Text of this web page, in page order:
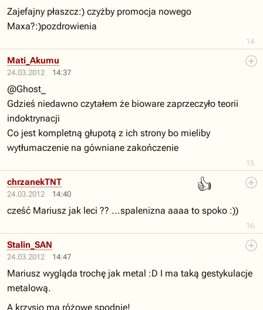
14
Zajefajny płaszcz:) czyżby promocja nowego
Maxa?:)pozdrowienia
24.03.2012 14:37
15
Mati_Akumu
@Ghost_
Gdzieś niedawno czytałem że bioware zaprzeczyło teorii
indoktrynacji
Co jest kompletną głupotą z ich strony bo mieliby
wytłumaczenie na gówniane zakończenie
24.03.2012 14:40
👍
16
chrzanekTNT
cześć Mariusz jak leci ?? ...spalenizna aaaa to spoko :))
24.03.2012 14:47
Stalin_SAN
Mariusz wygląda trochę jak metal :D I ma taką gestykulacje
metalową.
A krzysio ma różowe spodnie!